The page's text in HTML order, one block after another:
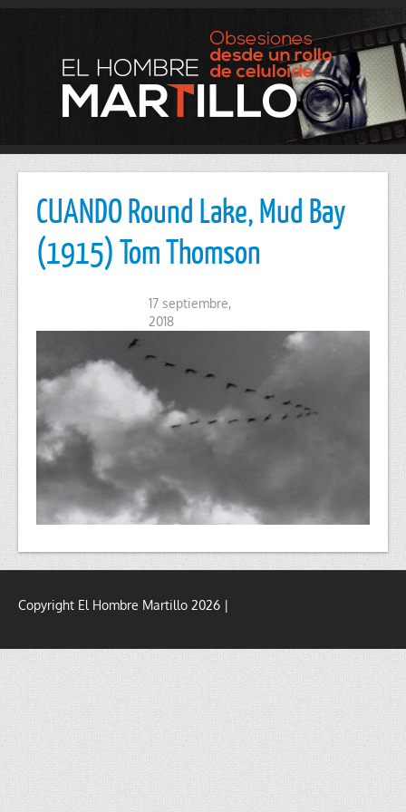
CUANDO Round Lake, Mud Bay
(1915) Tom Thomson
17 septiembre,
2018
Copyright El Hombre Martillo 2026 |